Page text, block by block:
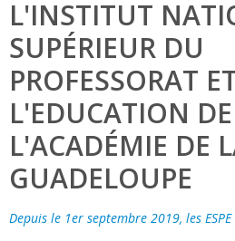
L'INSTITUT
SUPÉRIEUR DU
PROFESSORAT
L'EDUCATION DE
L'ACADÉMIE DE
GUADELOUPE
Depuis le 1er septembre 2019, les ESPE